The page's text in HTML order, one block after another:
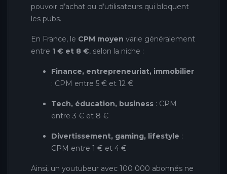
pouvoir d’achat ou d’utilisateurs qui bloquent
les pubs.
En France, le CPM moyen varie généralement
entre 1 € et 8 €, selon la niche :
Finance, entrepreneuriat, immobilier
: CPM entre 5 € et 12 €
Tech, éducation, business : CPM
entre 3 € et 8 €
Divertissement, gaming, lifestyle :
CPM entre 1 € et 4 €
Ainsi, un youtubeur avec 100 000 abonnés ne